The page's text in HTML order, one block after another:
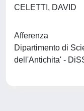
CELETTI, DAVID
Afferenza
Dipartimento di
dell'Antichita' -